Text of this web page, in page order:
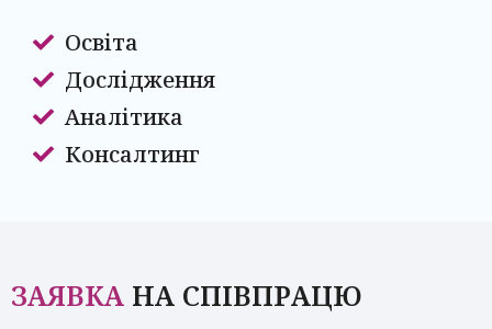
Освіта
Дослідження
Аналітика
Консалтинг
ЗАЯВКА НА СПІВПРАЦЮ